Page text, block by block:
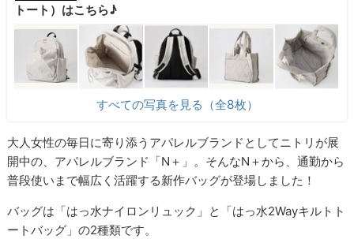
トート）はこちら♪
すべての写真を見る（全8枚）
大人女性の毎日に寄り添うアパレルブランドとしてニトリが展
開中の、アパレルブランド「N＋」。そんなN＋から、通勤から
普段使いまで幅広く活躍する新作バッグが登場しました！
バッグは「はっ水ナイロンリュック」と「はっ水2Wayキルトト
ートバッグ」の2種類です。